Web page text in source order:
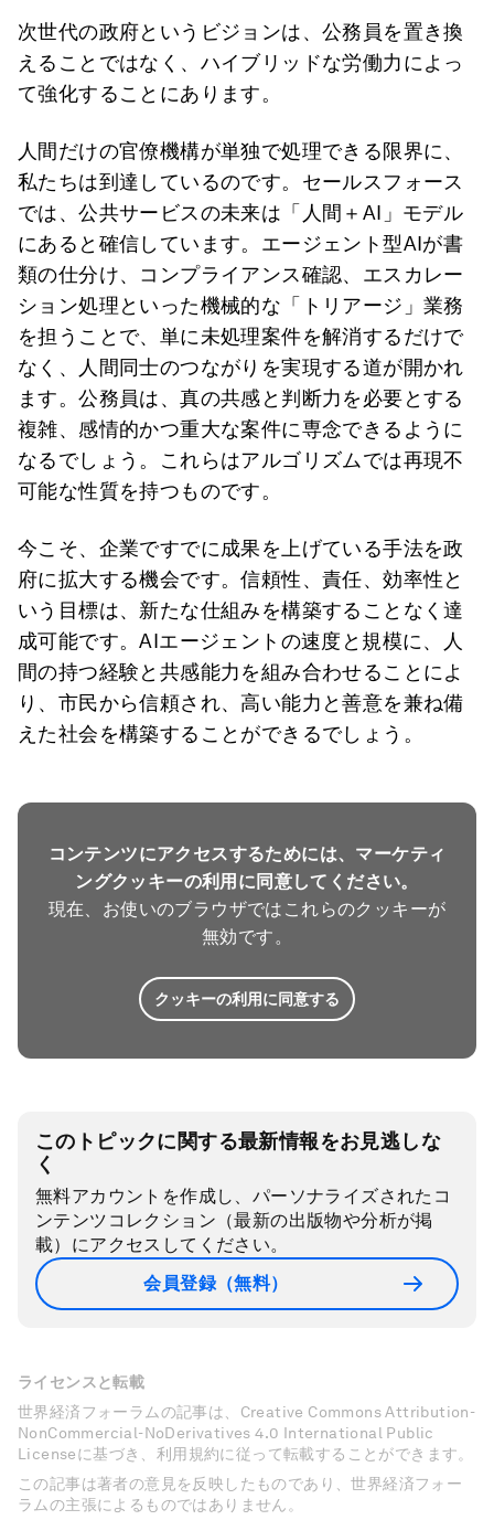
次世代の政府というビジョンは、公務員を置き換
えることではなく、ハイブリッドな労働力によっ
て強化することにあります。
人間だけの官僚機構が単独で処理できる限界に、
私たちは到達しているのです。セールスフォース
では、公共サービスの未来は「人間＋AI」モデル
にあると確信しています。エージェント型AIが書
類の仕分け、コンプライアンス確認、エスカレー
ション処理といった機械的な「トリアージ」業務
を担うことで、単に未処理案件を解消するだけで
なく、人間同士のつながりを実現する道が開かれ
ます。公務員は、真の共感と判断力を必要とする
複雑、感情的かつ重大な案件に専念できるように
なるでしょう。これらはアルゴリズムでは再現不
可能な性質を持つものです。
今こそ、企業ですでに成果を上げている手法を政
府に拡大する機会です。信頼性、責任、効率性と
いう目標は、新たな仕組みを構築することなく達
成可能です。AIエージェントの速度と規模に、人
間の持つ経験と共感能力を組み合わせることによ
り、市民から信頼され、高い能力と善意を兼ね備
えた社会を構築することができるでしょう。
コンテンツにアクセスするためには、マーケティ
ングクッキーの利用に同意してください。
現在、お使いのブラウザではこれらのクッキーが
無効です。
クッキーの利用に同意する
このトピックに関する最新情報をお見逃しな
く
無料アカウントを作成し、パーソナライズされたコ
ンテンツコレクション（最新の出版物や分析が掲
載）にアクセスしてください。
会員登録（無料）
ライセンスと転載
世界経済フォーラムの記事は、Creative Commons Attribution-
NonCommercial-NoDerivatives 4.0 International Public
Licenseに基づき、利用規約に従って転載することができます。
この記事は著者の意見を反映したものであり、世界経済フォー
ラムの主張によるものではありません。